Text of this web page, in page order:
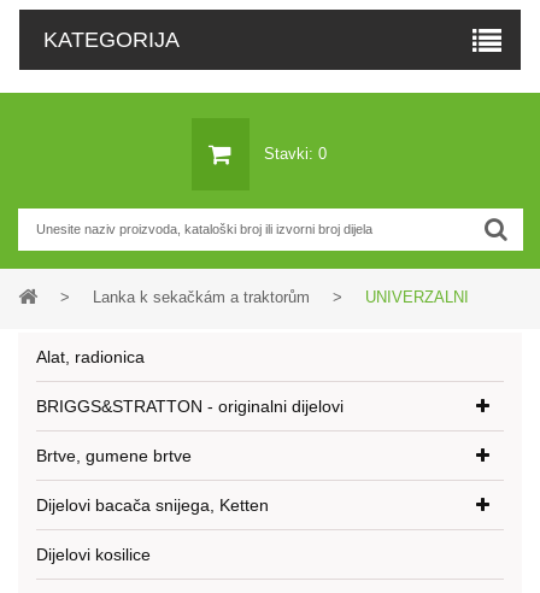
KATEGORIJA
Stavki: 0
> Lanka k sekačkám a traktorům > UNIVERZALNI
Alat, radionica
BRIGGS&STRATTON - originalni dijelovi
Brtve, gumene brtve
Dijelovi bacača snijega, Ketten
Dijelovi kosilice